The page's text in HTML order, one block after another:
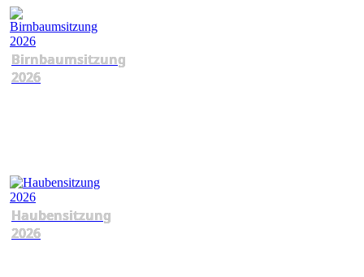
Birnbaumsitzung
2026
Haubensitzung
2026